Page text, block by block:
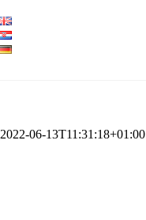
2022-06-13T11:31:18+01:00